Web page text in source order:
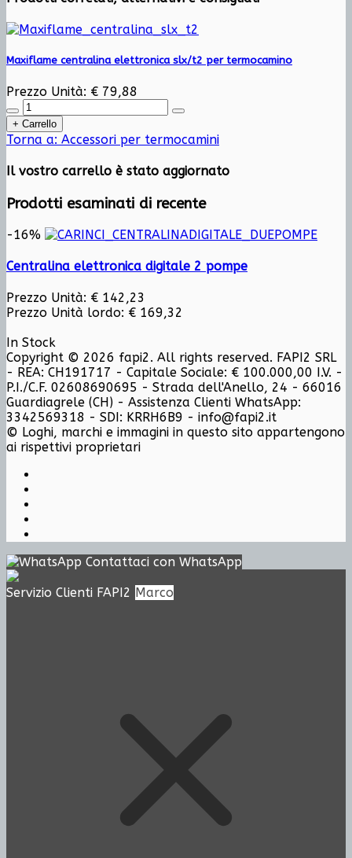
Maxiflame centralina elettronica slx/t2 per termocamino
Prezzo Unità: € 79,88
Torna a: Accessori per termocamini
Il vostro carrello è stato aggiornato
Prodotti esaminati di recente
-16%
Centralina elettronica digitale 2 pompe
Prezzo Unità: € 142,23
Prezzo Unità lordo: € 169,32
In Stock
Copyright © 2026 fapi2. All rights reserved. FAPI2 SRL
- REA: CH191717 - Capitale Sociale: € 100.000,00 I.V. -
P.I./C.F. 02608690695 - Strada dell'Anello, 24 - 66016
Guardiagrele (CH) - Assistenza Clienti WhatsApp:
3342569318 - SDI: KRRH6B9 - info@fapi2.it
© Loghi, marchi e immagini in questo sito appartengono
ai rispettivi proprietari
Contattaci con WhatsApp
Servizio Clienti FAPI2 Marco